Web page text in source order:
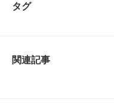
タグ
関連記事